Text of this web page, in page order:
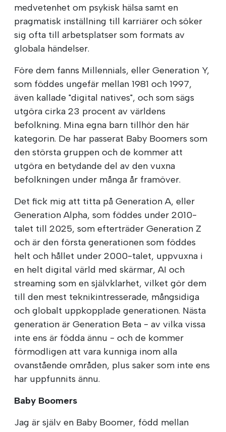
medvetenhet om psykisk hälsa samt en
pragmatisk inställning till karriärer och söker
sig ofta till arbetsplatser som formats av
globala händelser.
Före dem fanns Millennials, eller Generation Y,
som föddes ungefär mellan 1981 och 1997,
även kallade "digital natives", och som sägs
utgöra cirka 23 procent av världens
befolkning. Mina egna barn tillhör den här
kategorin. De har passerat Baby Boomers som
den största gruppen och de kommer att
utgöra en betydande del av den vuxna
befolkningen under många år framöver.
Det fick mig att titta på Generation A, eller
Generation Alpha, som föddes under 2010-
talet till 2025, som efterträder Generation Z
och är den första generationen som föddes
helt och hållet under 2000-talet, uppvuxna i
en helt digital värld med skärmar, AI och
streaming som en självklarhet, vilket gör dem
till den mest teknikintresserade, mångsidiga
och globalt uppkopplade generationen. Nästa
generation är Generation Beta - av vilka vissa
inte ens är födda ännu - och de kommer
förmodligen att vara kunniga inom alla
ovanstående områden, plus saker som inte ens
har uppfunnits ännu.
Baby Boomers
Jag är själv en Baby Boomer, född mellan